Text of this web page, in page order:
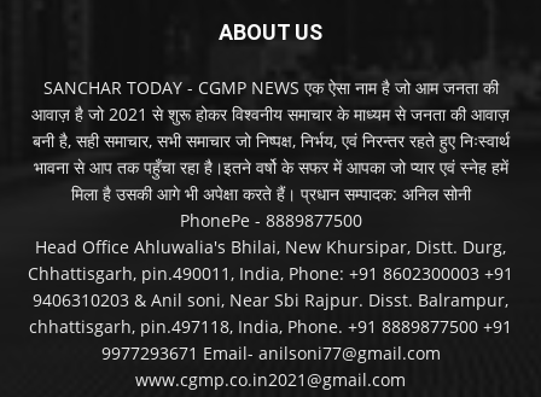
ABOUT US
SANCHAR TODAY - CGMP NEWS एक ऐसा नाम है जो आम जनता की
आवाज़ है जो 2021 से शुरू होकर विश्वनीय समाचार के माध्यम से जनता की आवाज़
बनी है, सही समाचार, सभी समाचार जो निष्पक्ष, निर्भय, एवं निरन्तर रहते हुए निःस्वार्थ
भावना से आप तक पहुँचा रहा है।इतने वर्षो के सफर में आपका जो प्यार एवं स्नेह हमें
मिला है उसकी आगे भी अपेक्षा करते हैं। प्रधान सम्पादक: अनिल सोनी
PhonePe - 8889877500
Head Office Ahluwalia's Bhilai, New Khursipar, Distt. Durg,
Chhattisgarh, pin.490011, India, Phone: +91 8602300003 +91
9406310203 & Anil soni, Near Sbi Rajpur. Disst. Balrampur,
chhattisgarh, pin.497118, India, Phone. +91 8889877500 +91
9977293671 Email- anilsoni77@gmail.com
www.cgmp.co.in2021@gmail.com